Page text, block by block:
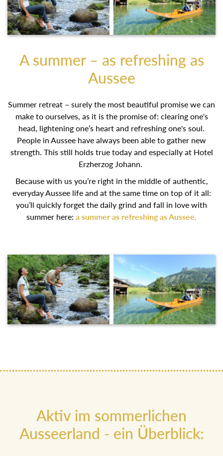
A summer – as refreshing as
Aussee
Summer retreat – surely the most beautiful promise we can
make to ourselves, as it is the promise of: clearing one's
head, lightening one’s heart and refreshing one's soul.
People in Aussee have always been able to gather new
strength. This still holds true today and especially at Hotel
Erzherzog Johann.
Because with us you’re right in the middle of authentic,
everyday Aussee life and at the same time on top of it all:
you’ll quickly forget the daily grind and fall in love with
summer here:a summer as refreshing as Aussee.
Aktiv im sommerlichen
Ausseerland - ein Überblick: